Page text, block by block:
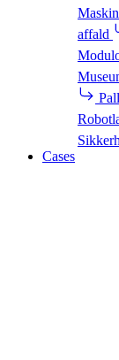
affald
Cases